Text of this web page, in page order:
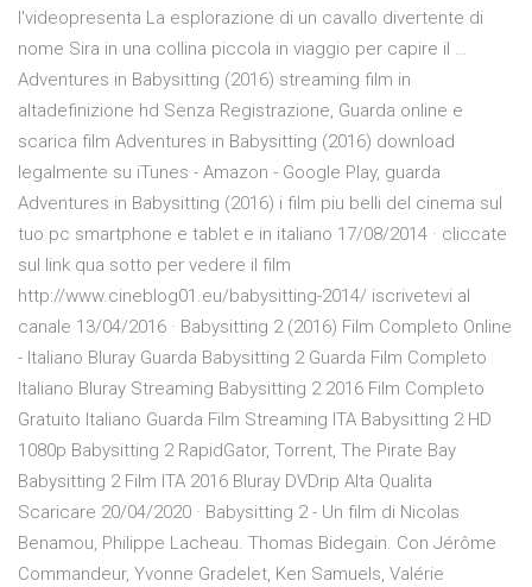
l'videopresenta La esplorazione di un cavallo divertente di
nome Sira in una collina piccola in viaggio per capire il …
Adventures in Babysitting (2016) streaming film in
altadefinizione hd Senza Registrazione, Guarda online e
scarica film Adventures in Babysitting (2016) download
legalmente su iTunes - Amazon - Google Play, guarda
Adventures in Babysitting (2016) i film piu belli del cinema sul
tuo pc smartphone e tablet e in italiano 17/08/2014 · cliccate
sul link qua sotto per vedere il film
http://www.cineblog01.eu/babysitting-2014/ iscrivetevi al
canale 13/04/2016 · Babysitting 2 (2016) Film Completo Online
- Italiano Bluray Guarda Babysitting 2 Guarda Film Completo
Italiano Bluray Streaming Babysitting 2 2016 Film Completo
Gratuito Italiano Guarda Film Streaming ITA Babysitting 2 HD
1080p Babysitting 2 RapidGator, Torrent, The Pirate Bay
Babysitting 2 Film ITA 2016 Bluray DVDrip Alta Qualita
Scaricare 20/04/2020 · Babysitting 2 - Un film di Nicolas
Benamou, Philippe Lacheau. Thomas Bidegain. Con Jérôme
Commandeur, Yvonne Gradelet, Ken Samuels, Valérie